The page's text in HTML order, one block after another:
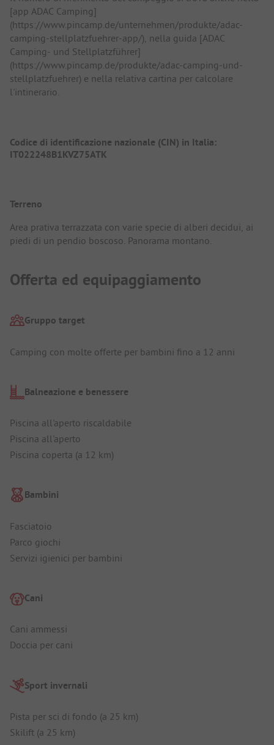
[app ADAC Camping]
(https://www.pincamp.de/unternehmen/produkte/adac-
camping-stellplatzfuehrer-app/), nella guida [ADAC
Camping- und Stellplatzführer]
(https://www.pincamp.de/produkte/adac-camping-und-
stellplatzfuehrer) e nella relativa cartina per calcolare
l'intinerario.
Codice di identificazione nazionale (CIN) in Italia:
IT022248B1KVZ75ATK
Terreno
Area prativa terrazzata con varie specie di alberi decidui, ai
piedi di un pendio boscoso. Panorama montano.
Offerta ed equipaggiamento
Gruppo target
Camping con molte offerte per bambini fino a 12 anni
Balneazione e benessere
Piscina all'aperto riscaldabile
Piscina all'aperto
Piscina coperta (a 12 km)
Bambini
Fasciatoio
Parco giochi
Servizi igienici per bambini
Cani
Cani ammessi
Doccia per cani
Sport invernali
Pista per sci di fondo (a 25 km)
Skilift (a 25 km)